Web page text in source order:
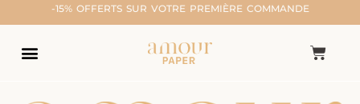
-15% OFFERTS SUR VOTRE PREMIÈRE COMMANDE